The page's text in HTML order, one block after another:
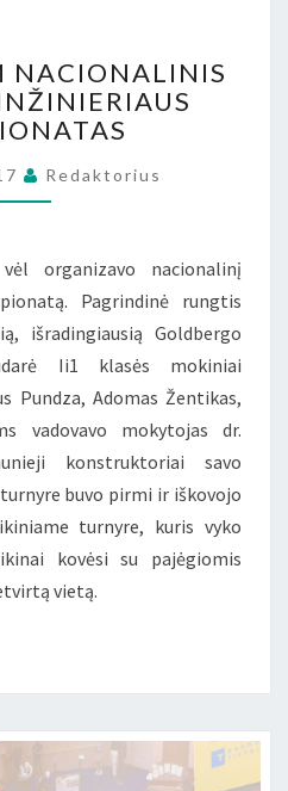
TEAM
NACIONALINIS
JAUNOJO
ČEMPIONATAS
NACIONALINIS
Redaktorius
organizavo nacionalinį
Pagrindinė rungtis
išradingiausią Goldbergo
Ii1 klasės mokiniai
Pundza, Adomas Žentikas,
vadovavo mokytojas dr.
konstruktoriai savo
buvo pirmi ir iškovojo
turnyre, kuris vyko
kovėsi su pajėgiomis
vietą.